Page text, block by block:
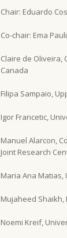
Chair: Eduardo
Co-chair: Ema
Claire de Oliveira,
Canada
Filipa Sampaio,
Igor Francetic,
Manuel Alarcon,
Joint Research
Maria Ana Matias,
Mujaheed Shaikh,
Noemi Kreif,